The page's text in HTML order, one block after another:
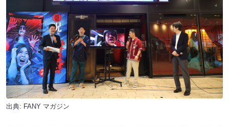
出典: FANY マガジン